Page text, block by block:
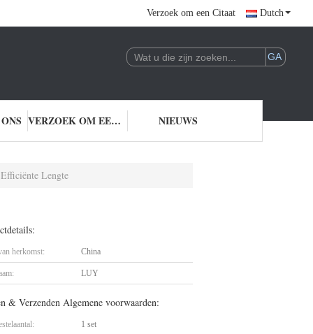
Verzoek om een Citaat Dutch
VERZOEK OM EEN CITAAT NIEUWS
Lengte
herkomst: China
LUY
& Verzenden Algemene voorwaarden:
1 set